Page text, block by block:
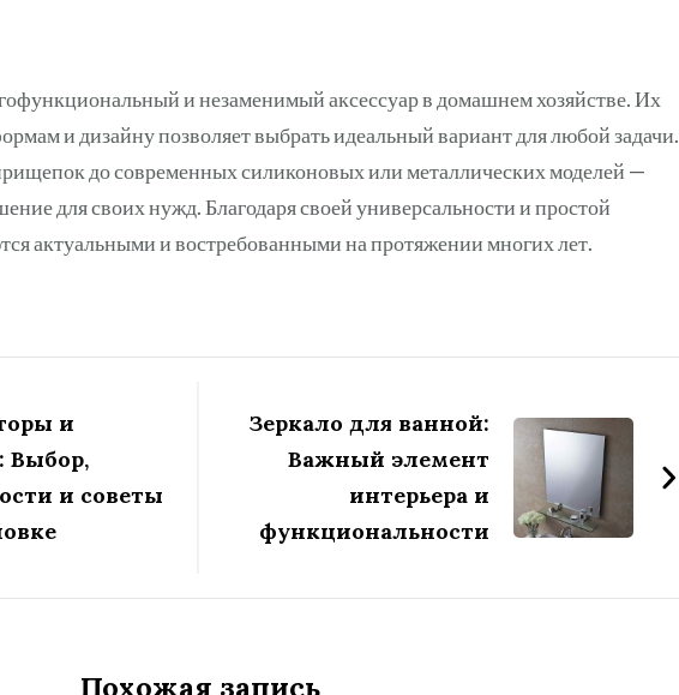
и незаменимый аксессуар в домашнем хозяйстве. Их
и дизайну позволяет выбрать идеальный вариант для любой задачи.
до современных силиконовых или металлических моделей —
для своих нужд. Благодаря своей универсальности и простой
актуальными и востребованными на протяжении многих лет.
и
Выбор,
и советы
Зеркало для ванной:
Важный элемент
интерьера и
функциональности
Похожая запись